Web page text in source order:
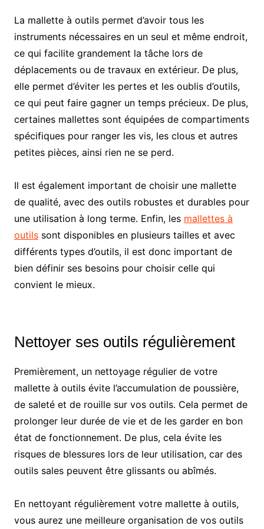
La mallette à outils permet d’avoir tous les
instruments nécessaires en un seul et même endroit,
ce qui facilite grandement la tâche lors de
déplacements ou de travaux en extérieur. De plus,
elle permet d’éviter les pertes et les oublis d’outils,
ce qui peut faire gagner un temps précieux. De plus,
certaines mallettes sont équipées de compartiments
spécifiques pour ranger les vis, les clous et autres
petites pièces, ainsi rien ne se perd.
Il est également important de choisir une mallette
de qualité, avec des outils robustes et durables pour
une utilisation à long terme. Enfin, les mallettes à
outilssont disponibles en plusieurs tailles et avec
différents types d’outils, il est donc important de
bien définir ses besoins pour choisir celle qui
convient le mieux.
Nettoyer ses outils régulièrement
Premièrement, un nettoyage régulier de votre
mallette à outils évite l’accumulation de poussière,
de saleté et de rouille sur vos outils. Cela permet de
prolonger leur durée de vie et de les garder en bon
état de fonctionnement. De plus, cela évite les
risques de blessures lors de leur utilisation, car des
outils sales peuvent être glissants ou abîmés.
En nettoyant régulièrement votre mallette à outils,
vous aurez une meilleure organisation de vos outils